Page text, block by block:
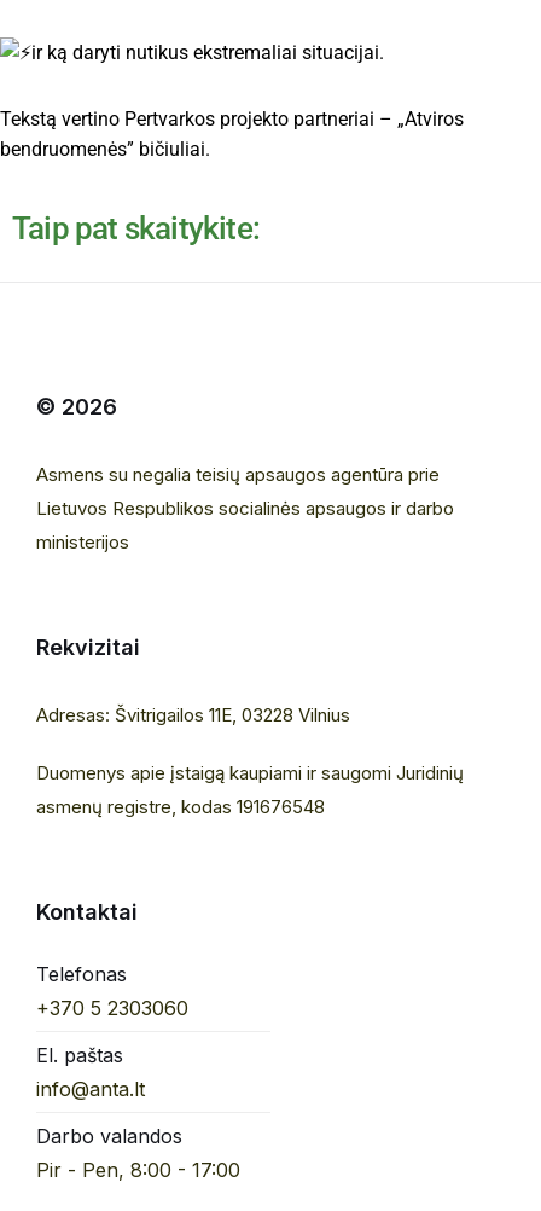
ir ką daryti nutikus ekstremaliai situacijai.
Tekstą vertino Pertvarkos projekto partneriai – „Atviros
bendruomenės” bičiuliai.
Taip pat skaitykite:
© 2026
Asmens su negalia teisių apsaugos agentūra prie
Lietuvos Respublikos socialinės apsaugos ir darbo
ministerijos
Rekvizitai
Adresas: Švitrigailos 11E, 03228 Vilnius
Duomenys apie įstaigą kaupiami ir saugomi Juridinių
asmenų registre, kodas 191676548
Kontaktai
Telefonas
+370 5 2303060
El. paštas
info@anta.lt
Darbo valandos
Pir - Pen, 8:00 - 17:00